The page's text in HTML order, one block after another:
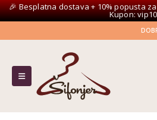
🎉 Besplatna dostava + 10% popusta
Kupon: vip10